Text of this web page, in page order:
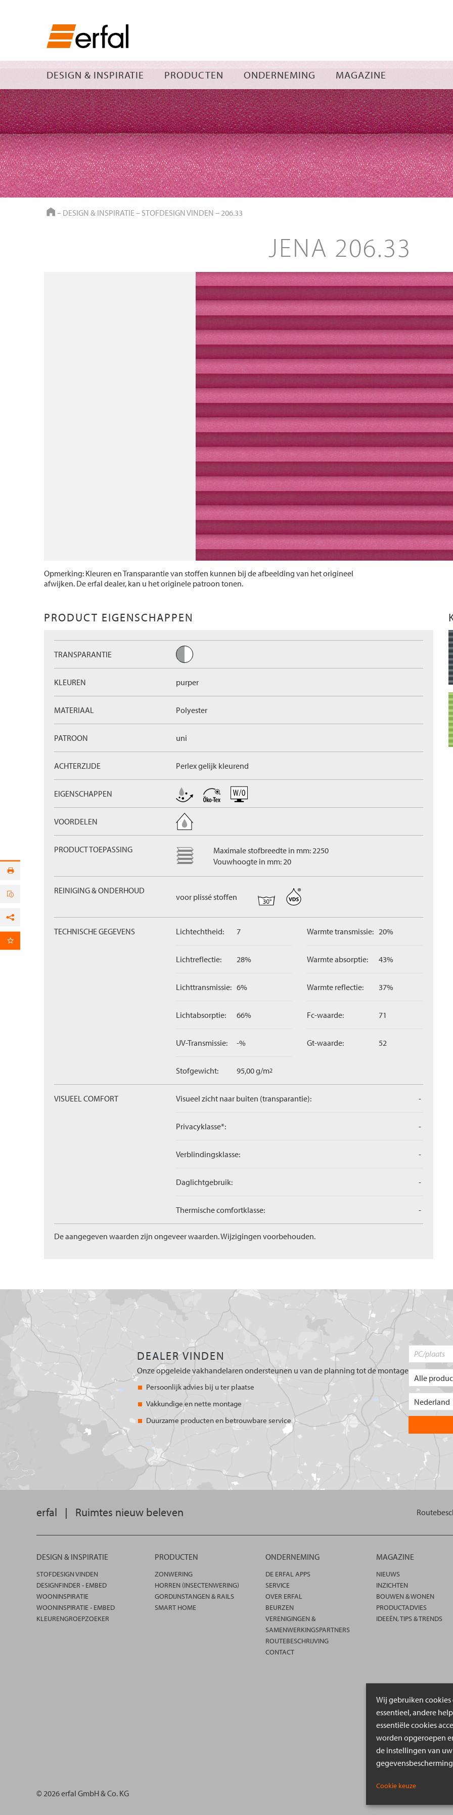
Wij gebruiken
essentieel, andere
essentiële cookies
worden opgeroepen
de instellingen van
Cookie keuze
DESIGN & INSPIRATIE PRODUCTEN ONDERNEMING MAGAZINE
HOME
– DESIGN & INSPIRATIE– STOFDESIGN VINDEN –206.33
JENA 206.33
Opmerking: Kleuren en Transparantie van stoffen kunnen bij de afbeelding van het origineel
afwijken. De erfal dealer, kan u het originele patroon tonen.
PRODUCT EIGENSCHAPPEN
TRANSPARANTIE
KLEUREN purper
MATERIAAL Polyester
PATROON uni
ACHTERZIJDE Perlex gelijk kleurend
EIGENSCHAPPEN
VOORDELEN
PRODUCT TOEPASSING
Maximale stofbreedte in mm: 2250
Vouwhoogte in mm: 20
REINIGING & ONDERHOUD
voor plissé stoffen
TECHNISCHE GEGEVENS Lichtechtheid: 7
Lichtreflectie: 28%
Lichttransmissie: 6%
Lichtabsorptie: 66%
UV-Transmissie: -%
Stofgewicht: 95,00 g/m2
Warmte transmissie: 20%
Warmte absorptie: 43%
Warmte reflectie: 37%
Fc-waarde: 71
Gt-waarde: 52
VISUEEL COMFORT Visueel zicht naar buiten (transparantie): -
Privacyklasse*: -
Verblindingsklasse: -
Daglichtgebruik: -
Thermische comfortklasse: -
De aangegeven waarden zijn ongeveer waarden. Wijzigingen voorbehouden.
DEALER VINDEN
Onze opgeleide vakhandelaren ondersteunen u van de planning tot de montage
Persoonlijk advies bij u ter plaatse
Vakkundige en nette montage
Duurzame producten en betrouwbare service
erfal | Ruimtes nieuw beleven
DESIGN & INSPIRATIE
STOFDESIGN VINDEN
DESIGNFINDER - EMBED
WOONINSPIRATIE
WOONINSPIRATIE - EMBED
KLEURENGROEPZOEKER
PRODUCTEN
ZONWERING
HORREN (INSECTENWERING)
GORDIJNSTANGEN & RAILS
SMART HOME
ONDERNEMING
DE ERFAL APPS
SERVICE
OVER ERFAL
BEURZEN
VERENIGINGEN &
SAMENWERKINGSPARTNERS
ROUTEBESCHRIJVING
CONTACT
MAGAZINE
NIEUWS
INZICHTEN
BOUWEN & WONEN
PRODUCTADVIES
IDEEËN, TIPS & TRENDS
© 2026 erfal GmbH & Co. KG